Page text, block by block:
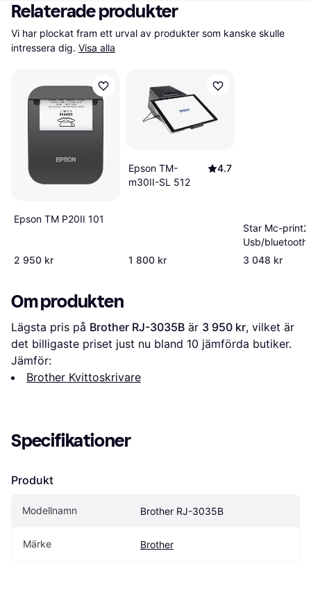
Relaterade produkter
Vi har plockat fram ett urval av produkter som kanske skulle
intressera dig. Visa alla
Epson TM P20II 101
2 950 kr
Epson TM-
m30II-SL 512
4.7
1 800 kr
Star Mc-print2
Usb/
3 048 kr
Om produkten
Lägsta pris på Brother RJ-3035B är 3 950 kr, vilket är
det billigaste priset just nu bland 10 jämförda butiker.
Jämför:
Brother Kvittoskrivare
Specifikationer
Produkt
Modellnamn Brother RJ-3035B
Märke Brother